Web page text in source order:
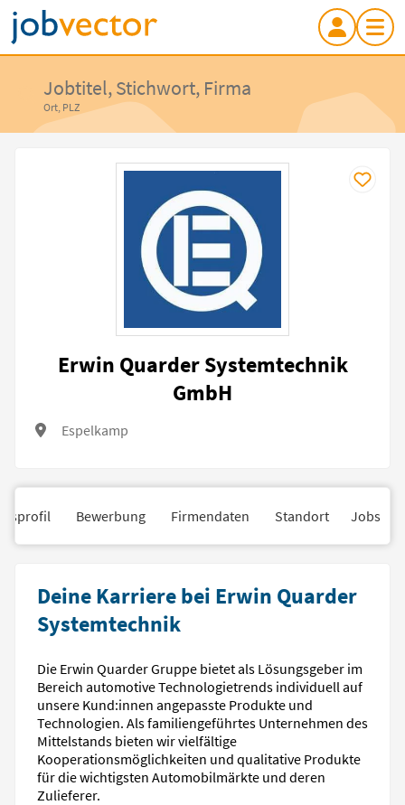
Jobtitel, Stichwort, Firma
Ort, PLZ
Erwin Quarder Systemtechnik
GmbH
Espelkamp
Bewerbung Firmendaten Standort Jobs
Deine Karriere bei Erwin Quarder
Systemtechnik
Die Erwin Quarder Gruppe bietet als Lösungsgeber im
Bereich automotive Technologietrends individuell auf
unsere Kund:innen angepasste Produkte und
Technologien. Als familiengeführtes Unternehmen des
Mittelstands bieten wir vielfältige
Kooperationsmöglichkeiten und qualitative Produkte
für die wichtigsten Automobilmärkte und deren
Zulieferer.